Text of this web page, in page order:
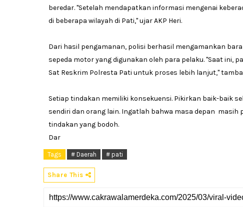
beredar. "Setelah mendapatkan informasi mengenai
di beberapa wilayah di Pati," ujar AKP Heri.
Dari hasil pengamanan, polisi berhasil mengamankan
sepeda motor yang digunakan oleh para pelaku. "Saat
Sat Reskrim Polresta Pati untuk proses lebih lanjut,"
Setiap tindakan memiliki konsekuensi. Pikirkan baik-baik
sendiri dan orang lain. Ingatlah bahwa masa depan
tindakan yang bodoh.
Dar
Tags # Daerah # pati
Share This